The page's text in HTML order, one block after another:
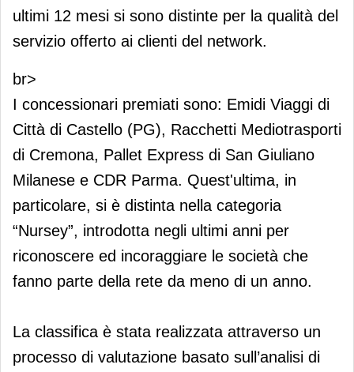
ultimi 12 mesi si sono distinte per la qualità del
servizio offerto ai clienti del network.
br>
I concessionari premiati sono: Emidi Viaggi di
Città di Castello (PG), Racchetti Mediotrasporti
di Cremona, Pallet Express di San Giuliano
Milanese e CDR Parma. Quest'ultima, in
particolare, si è distinta nella categoria
“Nursey”, introdotta negli ultimi anni per
riconoscere ed incoraggiare le società che
fanno parte della rete da meno di un anno.
La classifica è stata realizzata attraverso un
processo di valutazione basato sull’analisi di